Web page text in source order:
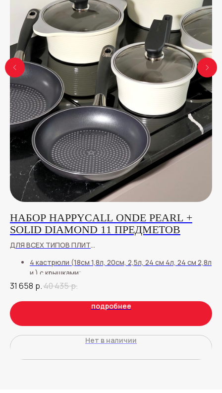
НАБОР HAPPYCALL ONDE PEARL +
SOLID DIAMOND 11 ПРЕДМЕТОВ
ДЛЯ ВСЕХ ТИПОВ ПЛИТ
4 кастрюли (18см 1,8л, 20см, 2,5л, 24 см 4л, 24 см 2,8л
и ) с крышками;
сковорода 24см;
прихватки
31 658 р.40 435р.
подробнее
Нет в наличии